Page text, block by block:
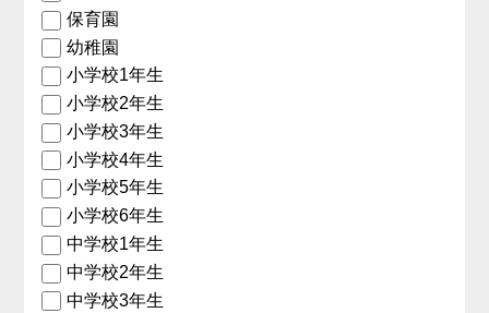
保育園
幼稚園
小学校1年生
小学校2年生
小学校3年生
小学校4年生
小学校5年生
小学校6年生
中学校1年生
中学校2年生
中学校3年生